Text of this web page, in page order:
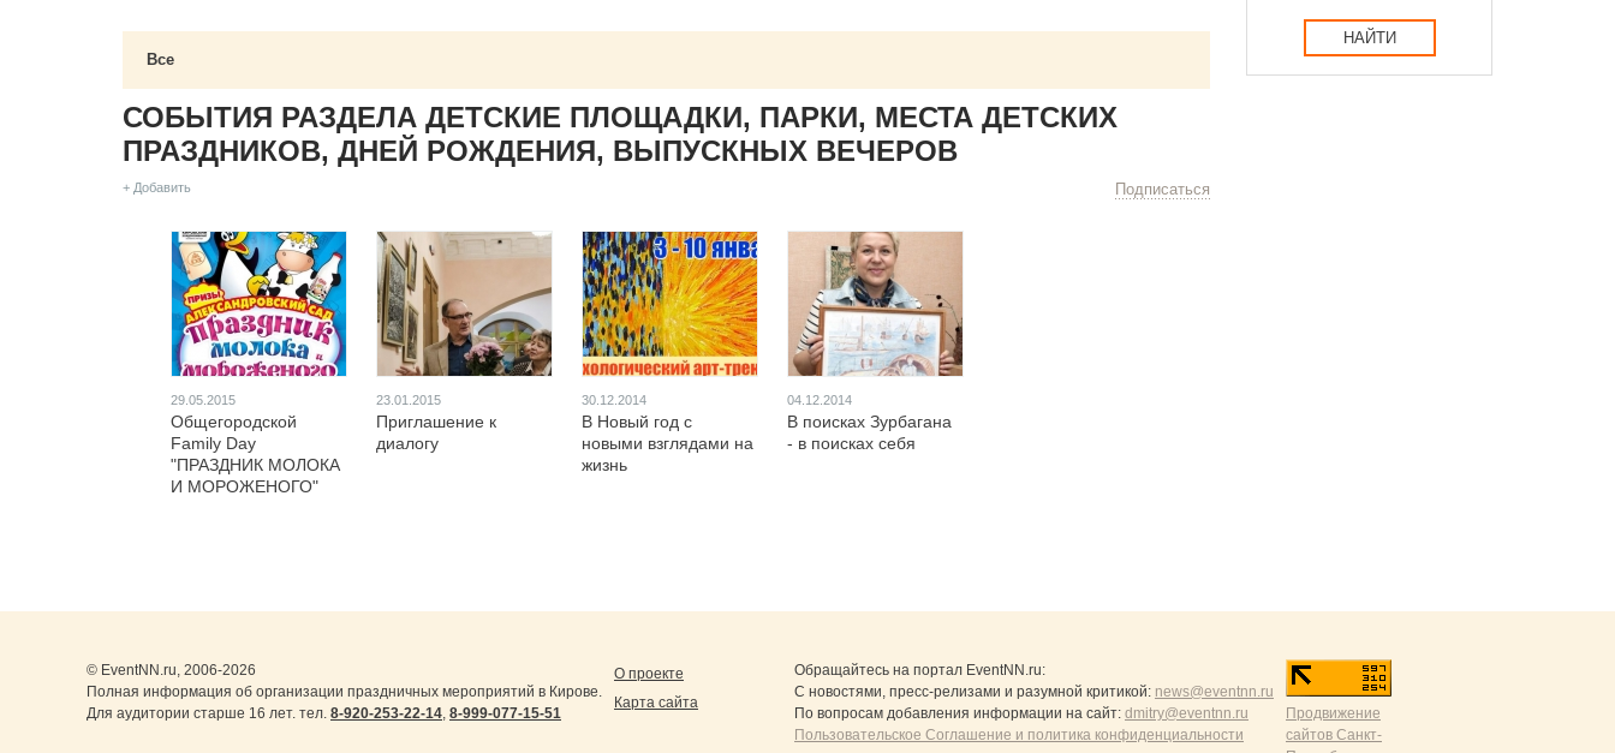
Все
СОБЫТИЯ РАЗДЕЛА ДЕТСКИЕ ПЛОЩАДКИ, ПАРКИ, МЕСТА ДЕТСКИХ
ПРАЗДНИКОВ, ДНЕЙ РОЖДЕНИЯ, ВЫПУСКНЫХ ВЕЧЕРОВ
+ Добавить Подписаться
29.05.2015
Общегородской
Family Day
"ПРАЗДНИК МОЛОКА
И МОРОЖЕНОГО"
23.01.2015
Приглашение к
диалогу
30.12.2014
В Новый год с
новыми взглядами на
жизнь
04.12.2014
В поисках Зурбагана
- в поисках себя
НАЙТИ
© EventNN.ru, 2006-2026
Полная информация об организации праздничных мероприятий в Кирове.
Для аудитории старше 16 лет. тел. 8-920-253-22-14, 8-999-077-15-51
О проекте
Карта сайта
Обращайтесь на портал EventNN.ru:
С новостями, пресс-релизами и разумной критикой: news@eventnn.ru
По вопросам добавления информации на сайт: dmitry@eventnn.ru
Пользовательское Соглашение и политика конфиденциальности
Продвижение
сайтов Санкт-